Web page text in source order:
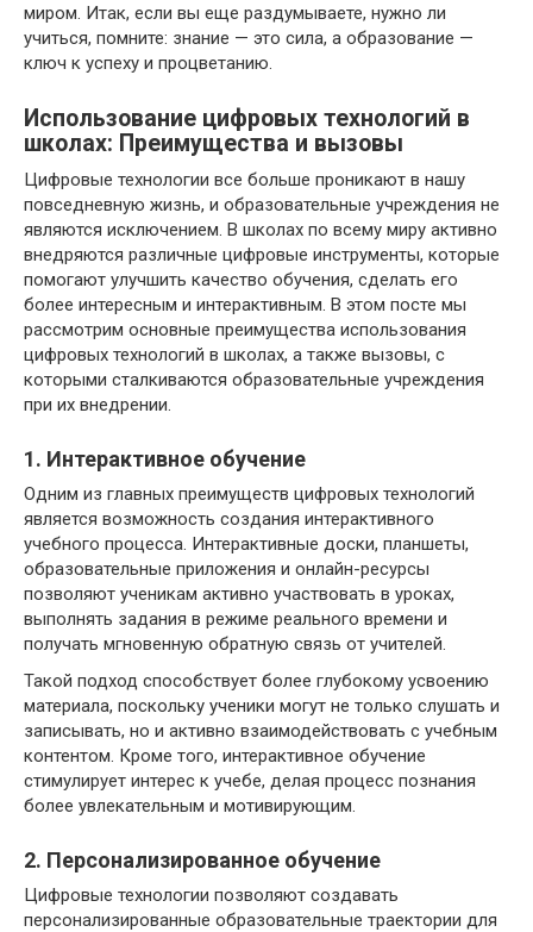
миром. Итак, если вы еще раздумываете, нужно ли
учиться, помните: знание — это сила, а образование —
ключ к успеху и процветанию.
Использование цифровых технологий в
школах: Преимущества и вызовы
Цифровые технологии все больше проникают в нашу
повседневную жизнь, и образовательные учреждения не
являются исключением. В школах по всему миру активно
внедряются различные цифровые инструменты, которые
помогают улучшить качество обучения, сделать его
более интересным и интерактивным. В этом посте мы
рассмотрим основные преимущества использования
цифровых технологий в школах, а также вызовы, с
которыми сталкиваются образовательные учреждения
при их внедрении.
1. Интерактивное обучение
Одним из главных преимуществ цифровых технологий
является возможность создания интерактивного
учебного процесса. Интерактивные доски, планшеты,
образовательные приложения и онлайн-ресурсы
позволяют ученикам активно участвовать в уроках,
выполнять задания в режиме реального времени и
получать мгновенную обратную связь от учителей.
Такой подход способствует более глубокому усвоению
материала, поскольку ученики могут не только слушать и
записывать, но и активно взаимодействовать с учебным
контентом. Кроме того, интерактивное обучение
стимулирует интерес к учебе, делая процесс познания
более увлекательным и мотивирующим.
2. Персонализированное обучение
Цифровые технологии позволяют создавать
персонализированные образовательные траектории для